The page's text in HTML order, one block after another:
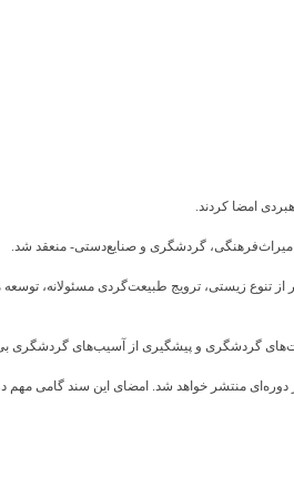
امضا کردند.
گردشگری و صنایع‌دستی- منعقد شد.
از تنوع زیستی، ترویج طبیعت‌گردی مسئولانه،
گردشگری و پیشگیری از آسیب‌های
منتشر خواهد شد. امضای این سند گامی مهم